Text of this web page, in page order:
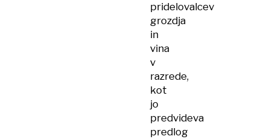
pridelovalcev
grozdja
in
vina
v
razrede,
kot
jo
predvideva
predlog